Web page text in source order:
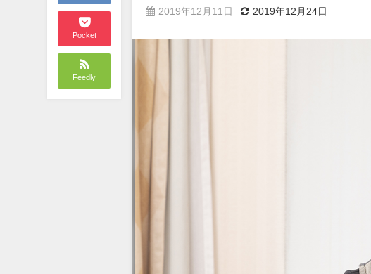
Pocket
Feedly
2019年12月11日 2019年12月24日